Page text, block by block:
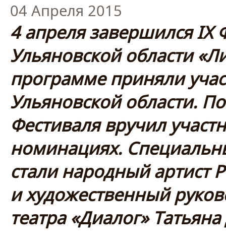
04 Апреля 2015
4 апреля завершился IX
Ульяновской области
программе приняли
Ульяновской области.
Фестиваля вручил
номинациях.
стали народный артист
и художественный
театра «Диалог»